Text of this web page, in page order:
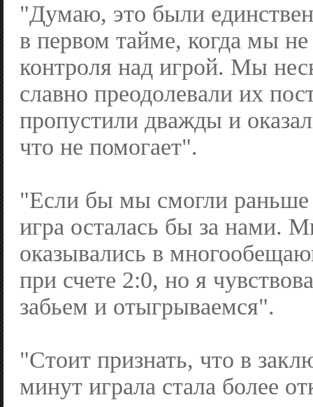
"Думаю, это были
в первом тайме, когда мы
контроля над игрой. Мы
славно преодолевали их
пропустили дважды и
что не помогает".
"Если бы мы смогли раньше
игра осталась бы за нами.
оказывались в
при счете 2:0, но я
забьем и отыгрываемся".
"Стоит признать, что в
минут играла стала более